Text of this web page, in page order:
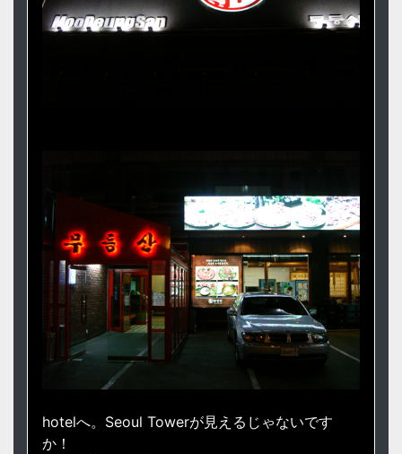
hotelへ。Seoul Towerが見えるじゃないです
か！